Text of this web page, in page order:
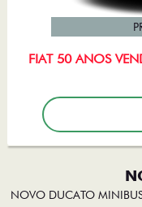
FIAT 50 ANOS
NOVO DUCATO